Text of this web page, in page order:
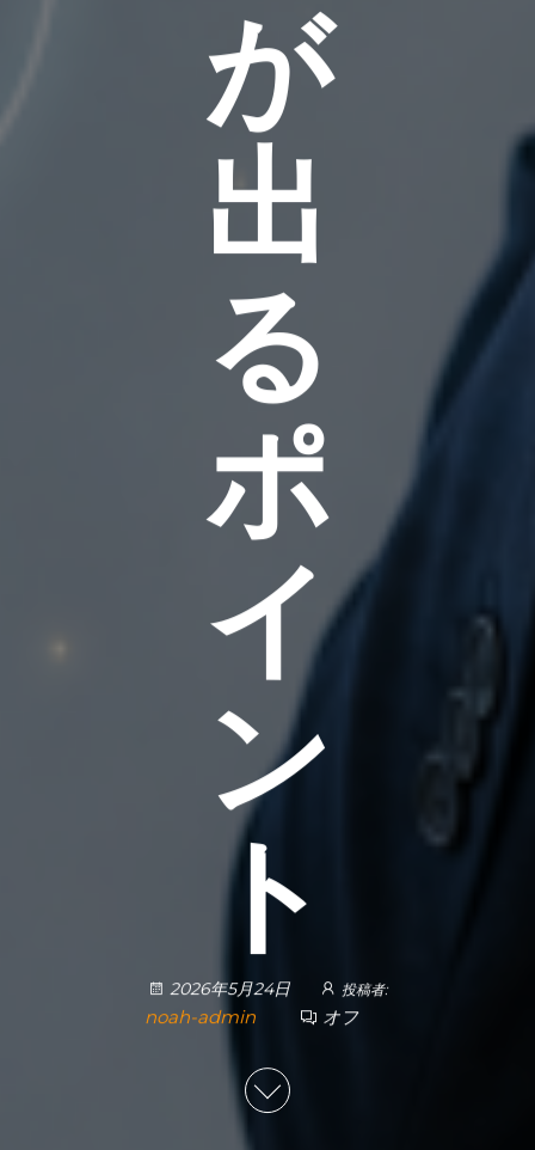
が
出
る
ポ
イ
ン
ト
2026年5月24日 投稿者:
noah-admin オフ